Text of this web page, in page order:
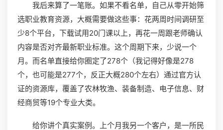
我后来算了一笔账。如果不看名单，自己从零开始筛
选职业教育资源，大概需要做这些事：花两周时间调研至
少8个平台，下载试用20门课以上，再花一周跟老师确认
内容是否对齐最新职业标准。这个周期下来，少说一个
月。而名单直接给你圈定了278个（我记得好像是278
个，也可能是277个，反正大概280个左右）通过官方认
证的资源库，覆盖了农林牧渔、装备制造、电子信息、财
经商贸等19个专业大类。
给你讲个真实案例。上个月我另一个客户，是一所民